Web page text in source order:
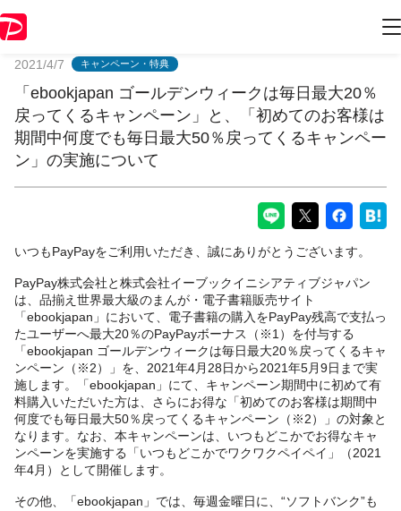
2021/4/7 キャンペーン・特典
「ebookjapan ゴールデンウィークは毎日最大20％
戻ってくるキャンペーン」と、「初めてのお客様は
期間中何度でも毎日最大50％戻ってくるキャンペー
ン」の実施について
いつもPayPayをご利用いただき、誠にありがとうございます。
PayPay株式会社と株式会社イーブックイニシアティブジャパン
は、品揃え世界最大級のまんが・電子書籍販売サイト
「ebookjapan」において、電子書籍の購入をPayPay残高で支払っ
たユーザーへ最大20％のPayPayボーナス（※1）を付与する
「ebookjapan ゴールデンウィークは毎日最大20％戻ってくるキャ
ンペーン（※2）」を、2021年4月28日から2021年5月9日まで実
施します。「ebookjapan」にて、キャンペーン期間中に初めて有
料購入いただいた方は、さらにお得な「初めてのお客様は期間中
何度でも毎日最大50％戻ってくるキャンペーン（※2）」の対象と
なります。なお、本キャンペーンは、いつもどこかでお得なキャ
ンペーンを実施する「いつもどこかでワクワクペイペイ」（2021
年4月）として開催します。
その他、「ebookjapan」では、毎週金曜日に、“ソフトバンク”も